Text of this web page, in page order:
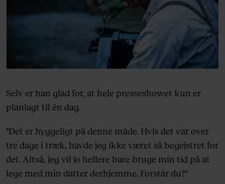
Selv er han glad for, at hele presseshowet kun er
planlagt til én dag.
"Det er hyggeligt på denne måde. Hvis det var over
tre dage i træk, havde jeg ikke været så begejstret for
det. Altså, jeg vil jo hellere bare bruge min tid på at
lege med min datter derhjemme. Forstår du?"